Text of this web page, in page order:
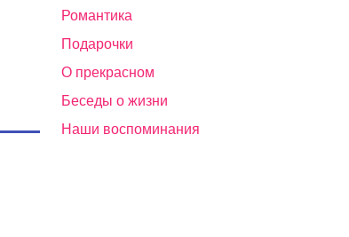
Романтика
Подарочки
О прекрасном
Беседы о жизни
Наши воспоминания